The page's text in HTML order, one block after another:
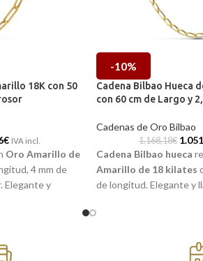
18K con 50
€ IVA incl.
Oro Amarillo de
4 mm de
Elegante y
-10%
Cadena Bilbao Hueca
con 60 cm de Largo y
Cadenas de Oro Bilbao
1.168,18€
Cadena Bilbao hueca
Amarillo de 18 kilates
de longitud. Elegante y
de Málaga, o